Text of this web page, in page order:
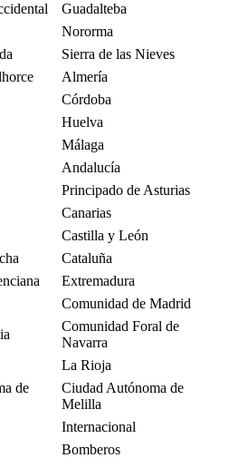
Guadalteba
Nororma
Sierra de las Nieves
Almería
Córdoba
Huelva
Málaga
Andalucía
Principado de Asturias
Canarias
Castilla y León
Cataluña
Extremadura
Comunidad de Madrid
Comunidad Foral de
Navarra
La Rioja
de
Ciudad Autónoma de
Melilla
Internacional
Bomberos